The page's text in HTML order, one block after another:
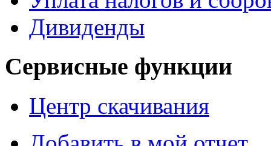
Дивиденды
Сервисные функции
Центр скачивания